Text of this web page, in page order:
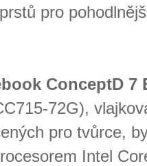
pro
Con­ceptD 7
72G),
pro tvůr­ce,
Intel